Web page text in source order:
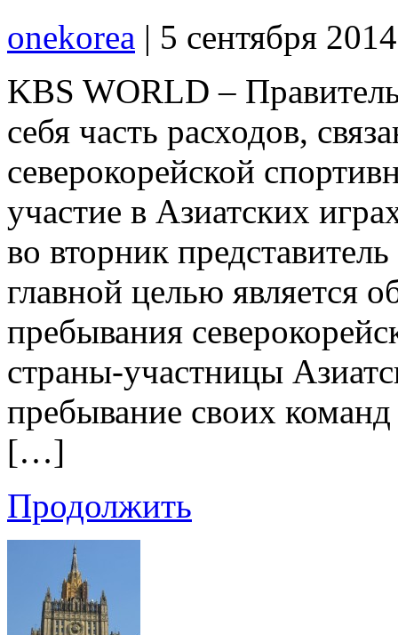
onekorea | 5 сентября
KBS WORLD –
себя часть расходов,
северокорейской
участие в Азиатских
во вторник
главной целью является
пребывания
страны-участницы
пребывание своих
[…]
Продолжить